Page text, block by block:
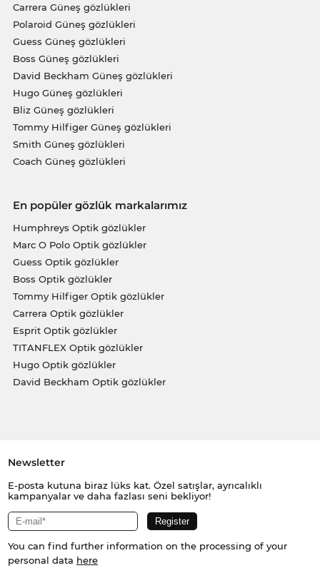
Carrera Güneş gözlükleri
Polaroid Güneş gözlükleri
Guess Güneş gözlükleri
Boss Güneş gözlükleri
David Beckham Güneş gözlükleri
Hugo Güneş gözlükleri
Bliz Güneş gözlükleri
Tommy Hilfiger Güneş gözlükleri
Smith Güneş gözlükleri
Coach Güneş gözlükleri
En popüler gözlük markalarımız
Humphreys Optik gözlükler
Marc O Polo Optik gözlükler
Guess Optik gözlükler
Boss Optik gözlükler
Tommy Hilfiger Optik gözlükler
Carrera Optik gözlükler
Esprit Optik gözlükler
TITANFLEX Optik gözlükler
Hugo Optik gözlükler
David Beckham Optik gözlükler
Newsletter
E-posta kutuna biraz lüks kat. Özel satışlar, ayrıcalıklı
kampanyalar ve daha fazlası seni bekliyor!
You can find further information on the processing of your
personal data here